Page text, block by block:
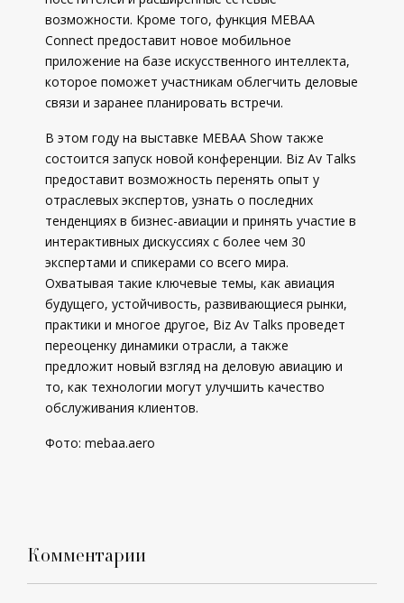
возможности. Кроме того, функция MEBAA
Connect предоставит новое мобильное
приложение на базе искусственного интеллекта,
которое поможет участникам облегчить деловые
связи и заранее планировать встречи.
В этом году на выставке MEBAA Show также
состоится запуск новой конференции. Biz Av Talks
предоставит возможность перенять опыт у
отраслевых экспертов, узнать о последних
тенденциях в бизнес-авиации и принять участие в
интерактивных дискуссиях с более чем 30
экспертами и спикерами со всего мира.
Охватывая такие ключевые темы, как авиация
будущего, устойчивость, развивающиеся рынки,
практики и многое другое, Biz Av Talks проведет
переоценку динамики отрасли, а также
предложит новый взгляд на деловую авиацию и
то, как технологии могут улучшить качество
обслуживания клиентов.
Фото: mebaa.aero
Комментарии